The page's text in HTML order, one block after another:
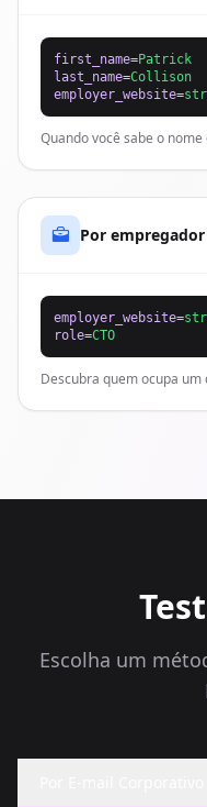
first_name=Patrick
last_name=Collison
employer_website=
Quando você sabe o
Por
employer_website=
role=CTO
Descubra quem ocupa
Escolha um